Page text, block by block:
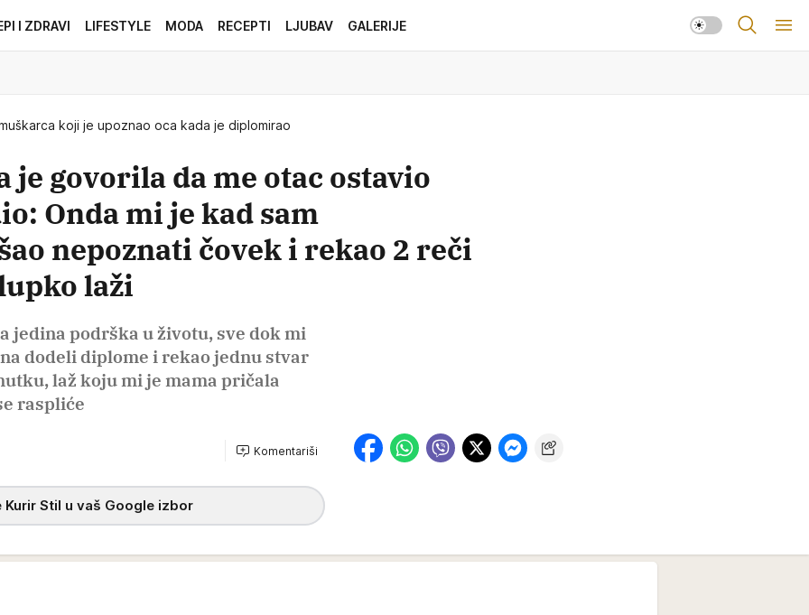
I ZDRAVI LIFESTYLE MODA RECEPTI LJUBAV GALERIJE
koji je upoznao oca kada je diplomirao
je govorila da me otac ostavio
Onda mi je kad sam
nepoznati čovek i rekao 2 reči
laži
jedina podrška u životu, sve dok mi
dodeli diplome i rekao jednu stvar
laž koju mi je mama pričala
raspliće
Komentariši
Kurir Stil u vaš Google izbor